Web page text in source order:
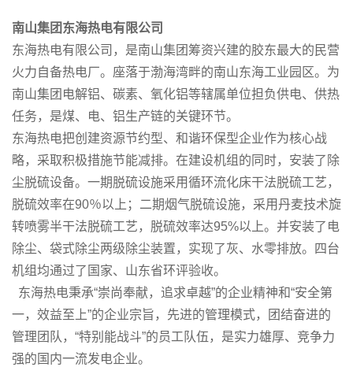
南山集团东海热电有限公司
东海热电有限公司，是南山集团筹资兴建的胶东最大的民营
火力自备热电厂。座落于渤海湾畔的南山东海工业园区。为
南山集团电解铝、碳素、氧化铝等辖属单位担负供电、供热
任务，是煤、电、铝生产链的关键环节。
东海热电把创建资源节约型、和谐环保型企业作为核心战
略，采取积极措施节能减排。在建设机组的同时，安装了除
尘脱硫设备。一期脱硫设施采用循环流化床干法脱硫工艺，
脱硫效率在90％以上；二期烟气脱硫设施，采用丹麦技术旋
转喷雾半干法脱硫工艺，脱硫效率达95%以上。并安装了电
除尘、袋式除尘两级除尘装置，实现了灰、水零排放。四台
机组均通过了国家、山东省环评验收。
东海热电秉承“崇尚奉献，追求卓越”的企业精神和“安全第
一，效益至上”的企业宗旨，先进的管理模式，团结奋进的
管理团队，“特别能战斗”的员工队伍，是实力雄厚、竞争力
强的国内一流发电企业。